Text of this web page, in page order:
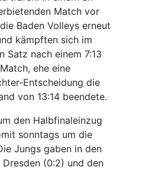
Match vor
Baden Volleys erneut
kämpften sich im
Satz nach einem 7:13
ehe eine
Entscheidung die
von 13:14 beendete.
den Halbfinaleinzug
sonntags um die
Jungs gaben in den
(0:2) und den